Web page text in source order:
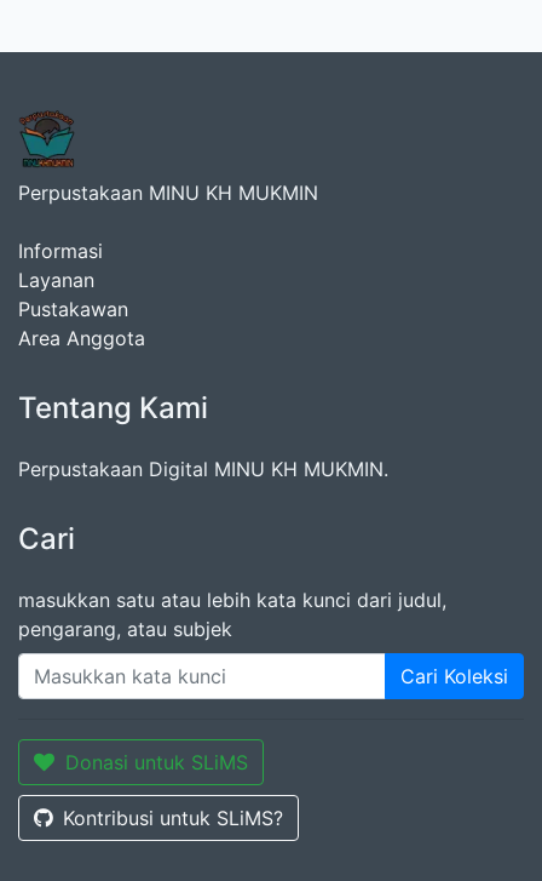
Perpustakaan MINU KH MUKMIN
Informasi
Layanan
Pustakawan
Area Anggota
Tentang Kami
Perpustakaan Digital MINU KH MUKMIN.
Cari
masukkan satu atau lebih kata kunci dari judul,
pengarang, atau subjek
Cari Koleksi
Donasi untuk SLiMS
Kontribusi untuk SLiMS?